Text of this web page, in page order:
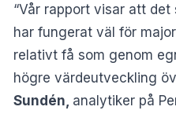
“Vår rapport visar att
har fungerat väl för
relativt få som genom
högre värdeutveckling
Sundén, analytiker på